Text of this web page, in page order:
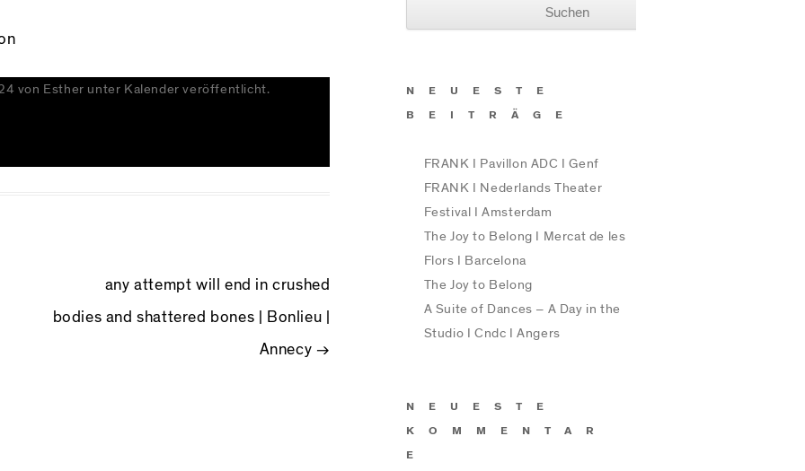
von Esther unter Kalender veröffentlicht.
any attempt will end in crushed
bodies and shattered bones | Bonlieu |
Annecy →
NEUESTE
BEITRÄGE
FRANK I Pavillon ADC I Genf
FRANK I Nederlands Theater
Festival I Amsterdam
The Joy to Belong I Mercat de les
Flors I Barcelona
The Joy to Belong
A Suite of Dances – A Day in the
Studio I Cndc I Angers
NEUESTE
KOMMENTAR
E